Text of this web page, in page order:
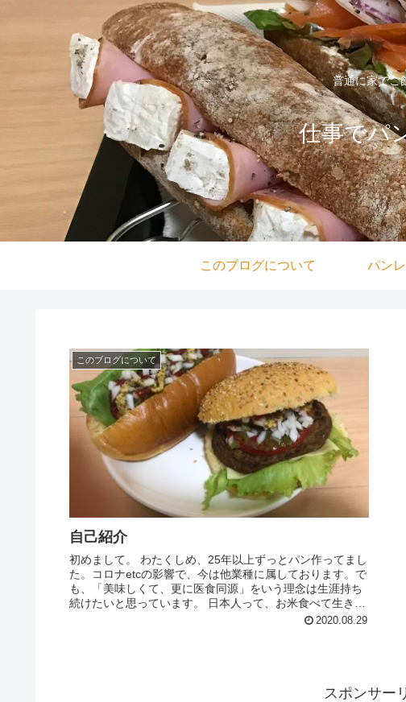
普通に家でご
仕事でパ
このブログについて パン
このブログについて
自己紹介
初めまして。 わたくしめ、25年以上ずっとパン作ってまし
た。コロナetcの影響で、今は他業種に属しております。で
も、「美味しくて、更に医食同源」をいう理念は生涯持ち
続けたいと思っています。 日本人って、お米食べて生きて
2020.08.29
スポンサー